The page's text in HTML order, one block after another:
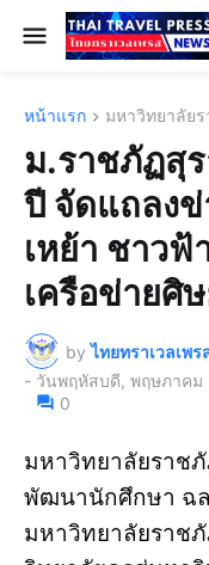
หน้าแรก มหาวิทยาลัย
ม.ราชภัฏสุ
ปี จัดแถลง
เหย้า ชาว
เครือข่ายศิษ
by ไทยทราเวลเพร
- วันพฤหัสบดี, พฤษภาคม
0
มหาวิทยาลัยราช
พัฒนานักศึกษา ฉ
มหาวิทยาลัยราช